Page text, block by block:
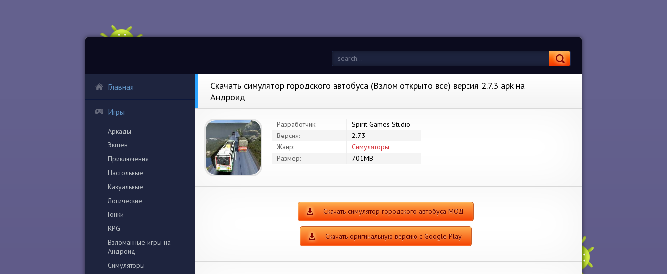
Главная
Игры
Аркады
Экшен
Приключения
Настольные
Казуальные
Логические
Гонки
RPG
Взломанные игры на
Андроид
Симуляторы
Скачать симулятор городского автобуса (Взлом открыто все) версия 2.7.3 apk на
Андроид
Разработчик:
Spirit Games Studio
Версия:
2.7.3
Жанр:
Симуляторы
Размер:
701MB
Скачать симулятор городского автобуса МОД
Скачать оригинальную версию с Google Play